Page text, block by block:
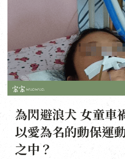
為閃避浪犬 女童車
以愛為名的動保運
之中？